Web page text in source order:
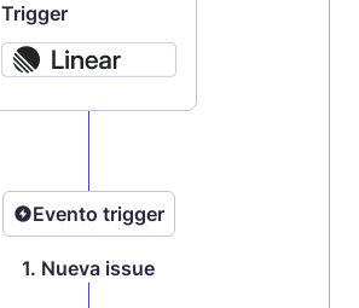
Trigger
Evento trigger
1. Nueva issue